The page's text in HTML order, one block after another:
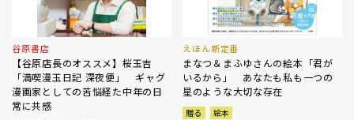
谷原書店
【谷原店長のオススメ】桜玉吉
「満喫漫玉日記 深夜便」 ギャグ
漫画家としての苦悩経た中年の日
常に共感
えほん新定番
まなつ＆まふゆさんの絵本「君が
いるから」 あなたも私も一つの
星のような大切な存在
贈る
絵本